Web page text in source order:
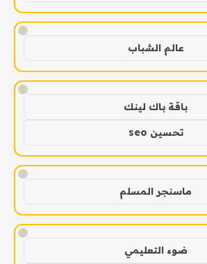
!
عالم الشباب
!
باقة باك لينك
تحسين seo
!
ماسنجر المسلم
!
ضوء التعليمي